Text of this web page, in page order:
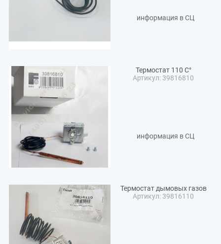
информация в СЦ
Термостат 110 C°
Артикул: 39816810
информация в СЦ
Термостат дымовых газов
Артикул: 39816110